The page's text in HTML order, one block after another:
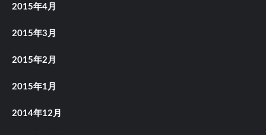
2015年4月
2015年3月
2015年2月
2015年1月
2014年12月